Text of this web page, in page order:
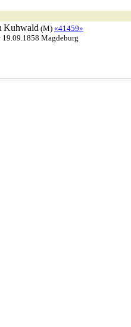
Kuhwald (M) «41459»
Magdeburg